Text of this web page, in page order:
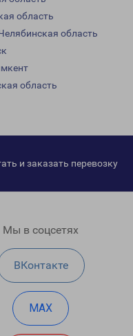
область
область
область
и заказать перевозку
Мы в соцсетях
ВКонтакте
MAX